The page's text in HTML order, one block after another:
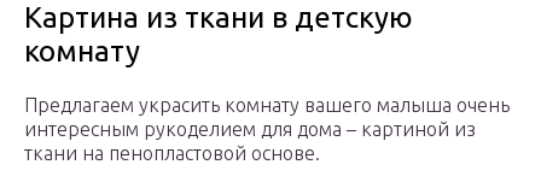
Картина из ткани в детскую
комнату
Предлагаем украсить комнату вашего малыша очень
интересным рукоделием для дома – картиной из
ткани на пенопластовой основе.